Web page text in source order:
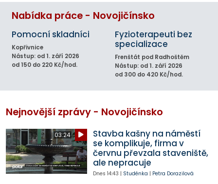
Nabídka práce - Novojičínsko
Pomocní skladníci
Kopřivnice
Nástup: od 1. září 2026
od 150 do 220 Kč/hod.
Fyzioterapeuti bez
specializace
Frenštát pod Radhoštěm
Nástup: od 1. září 2026
od 300 do 420 Kč/hod.
Nejnovější zprávy - Novojičínsko
03:24
Stavba kašny na náměstí
se komplikuje, firma v
červnu převzala staveniště,
ale nepracuje
Dnes 14:43 | Studénka | Petra Dorazilová